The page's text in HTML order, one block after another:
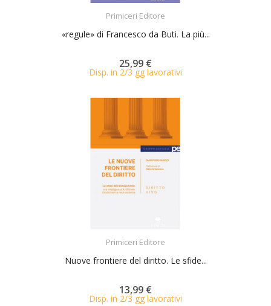
Primiceri Editore
«regule» di Francesco da Buti. La più...
25,99 €
Disp. in 2/3 gg lavorativi
Primiceri Editore
Nuove frontiere del diritto. Le sfide...
13,99 €
Disp. in 2/3 gg lavorativi